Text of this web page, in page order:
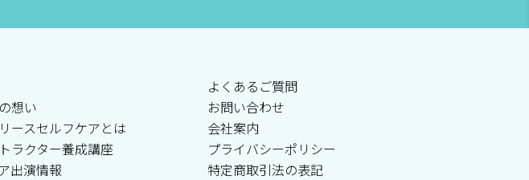
よくあるご質問
想い
お問い合わせ
ースセルフケアとは
会社案内
ラクター養成講座
プライバシーポリシー
出演情報
特定商取引法の表記